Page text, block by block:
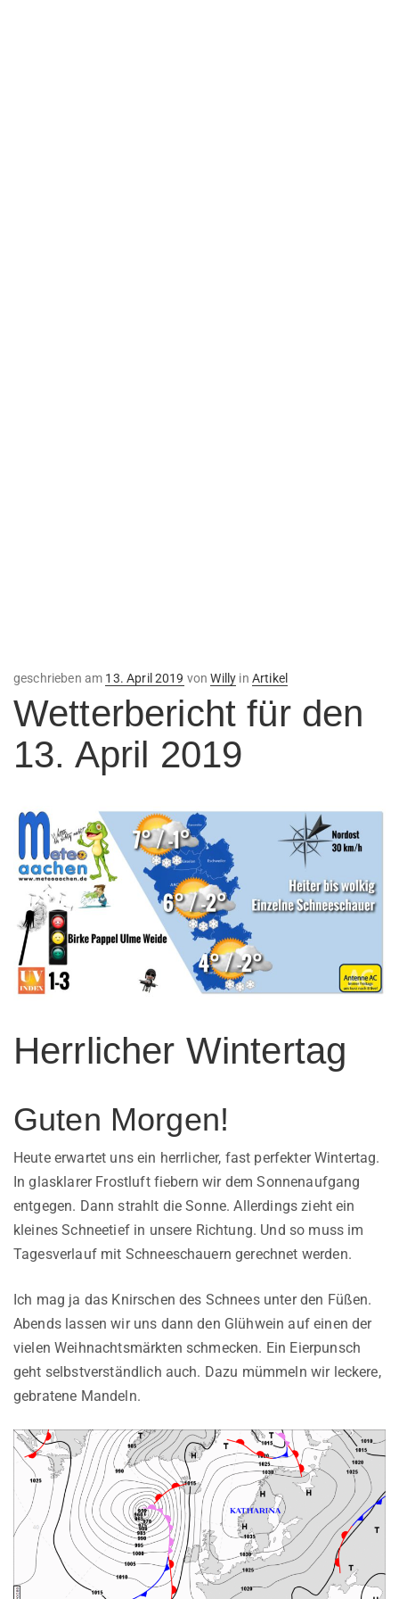
geschrieben am Veröffentlicht
13. April 2019 vonWilly in Artikel
Wetterbericht für den
13. April 2019
Herrlicher Wintertag
Guten Morgen!
Heute erwartet uns ein herrlicher, fast perfekter Wintertag.
In glasklarer Frostluft fiebern wir dem Sonnenaufgang
entgegen. Dann strahlt die Sonne. Allerdings zieht ein
kleines Schneetief in unsere Richtung. Und so muss im
Tagesverlauf mit Schneeschauern gerechnet werden.
Ich mag ja das Knirschen des Schnees unter den Füßen.
Abends lassen wir uns dann den Glühwein auf einen der
vielen Weihnachtsmärkten schmecken. Ein Eierpunsch
geht selbstverständlich auch. Dazu mümmeln wir leckere,
gebratene Mandeln.